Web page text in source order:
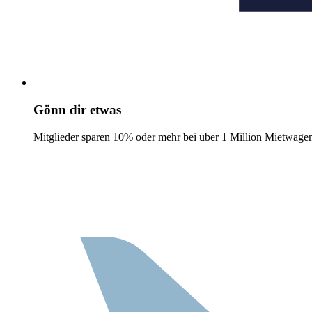
Gönn dir etwas
Mitglieder sparen 10% oder mehr bei über 1 Million